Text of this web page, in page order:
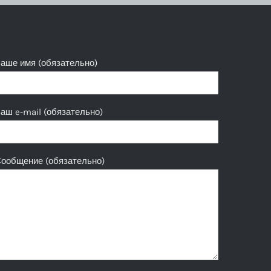
имя (обязательно)
e-mail (обязательно)
(обязательно)